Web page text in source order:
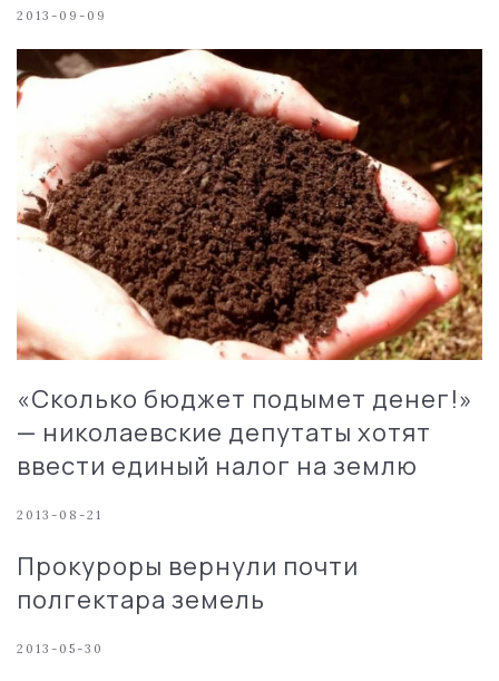
2013-09-09
«Сколько бюджет подымет денег!»
— николаевские депутаты хотят
ввести единый налог на землю
2013-08-21
Прокуроры вернули почти
полгектара земель
2013-05-30